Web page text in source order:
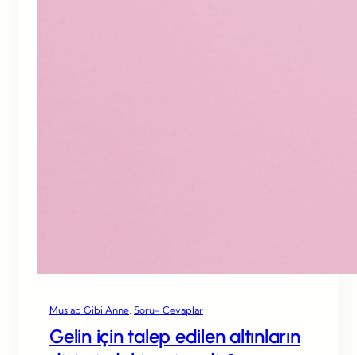
Mus’ab Gibi Anne Soru- Cevaplar
Gelin için talep edilen altınların